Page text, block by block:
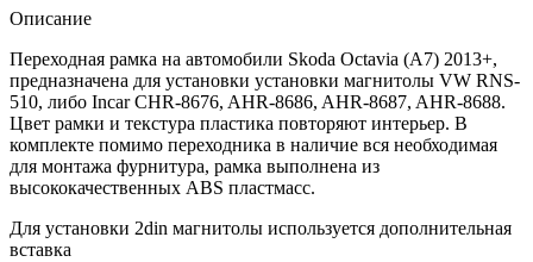
Описание
Переходная рамка на автомобили Skoda Octavia (A7) 2013+,
предназначена для установки установки магнитолы VW RNS-
510, либо Incar CHR-8676, AHR-8686, AHR-8687, AHR-8688.
Цвет рамки и текстура пластика повторяют интерьер. В
комплекте помимо переходника в наличие вся необходимая
для монтажа фурнитура, рамка выполнена из
высококачественных ABS пластмасс.
Для установки 2din магнитолы используется дополнительная
вставка